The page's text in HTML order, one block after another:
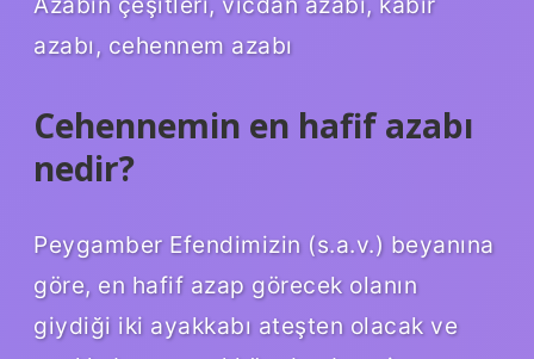
azabı, cehennem azabı
Cehennemin en hafif azabı
nedir?
Peygamber Efendimizin (s.a.v.) beyanına
göre, en hafif azap görecek olanın
giydiği iki ayakkabı ateşten olacak ve